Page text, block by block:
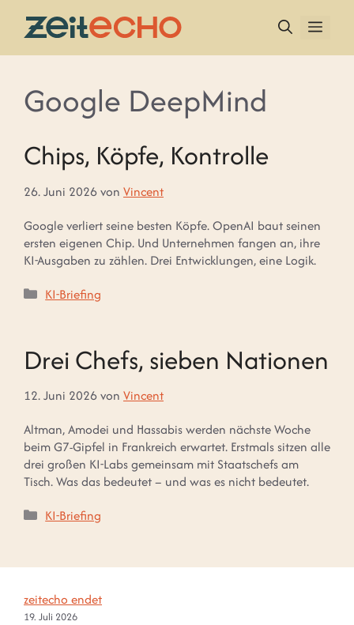
Inhalt
springen
Google DeepMind
Chips, Köpfe, Kontrolle
26. Juni 2026von Vincent
Google verliert seine besten Köpfe. OpenAI baut seinen
ersten eigenen Chip. Und Unternehmen fangen an, ihre
KI-Ausgaben zu zählen. Drei Entwicklungen, eine Logik.
Kategorien
KI-Briefing
Drei Chefs, sieben Nationen
12. Juni 2026von Vincent
Altman, Amodei und Hassabis werden nächste Woche
beim G7-Gipfel in Frankreich erwartet. Erstmals sitzen alle
drei großen KI-Labs gemeinsam mit Staatschefs am
Tisch. Was das bedeutet – und was es nicht bedeutet.
Kategorien
KI-Briefing
zeitecho endet
19. Juli 2026